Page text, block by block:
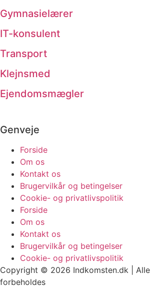
Gymnasielærer
IT-konsulent
Transport
Klejnsmed
Ejendomsmægler
Genveje
Forside
Om os
Kontakt os
Brugervilkår og betingelser
Cookie- og privatlivspolitik
Forside
Om os
Kontakt os
Brugervilkår og betingelser
Cookie- og privatlivspolitik
Copyright © 2026 Indkomsten.dk |
forbeholdes